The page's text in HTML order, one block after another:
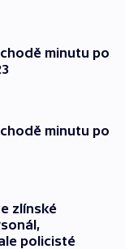
minutu po
minutu po
zlínské
policisté